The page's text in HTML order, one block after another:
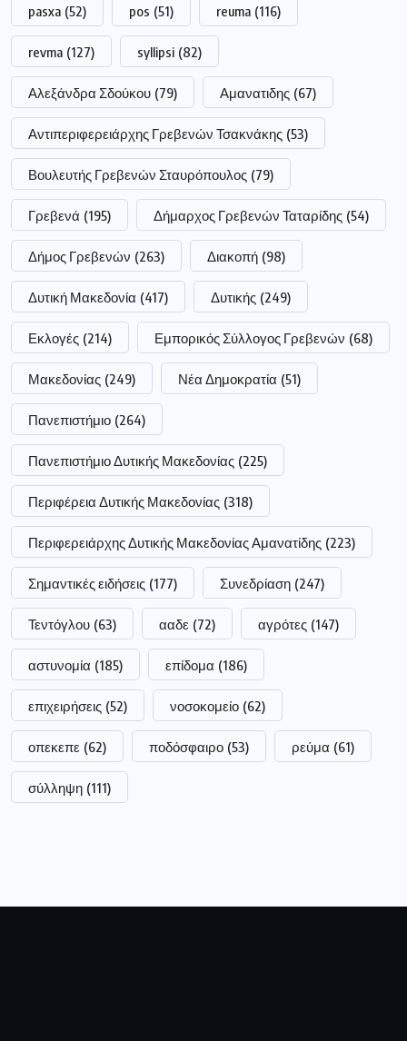
pasxa (52) pos (51) reuma (116)
revma (127) syllipsi (82)
Αλεξάνδρα Σδούκου (79) Αμανατιδης (67)
Αντιπεριφερειάρχης Γρεβενών Τσακνάκης (53)
Βουλευτής Γρεβενών Σταυρόπουλος (79)
Γρεβενά (195) Δήμαρχος Γρεβενών Ταταρίδης (54)
Δήμος Γρεβενών (263) Διακοπή (98)
Δυτική Μακεδονία (417) Δυτικής (249)
Εκλογές (214) Εμπορικός Σύλλογος Γρεβενών (68)
Μακεδονίας (249) Νέα Δημοκρατία (51)
Πανεπιστήμιο (264)
Πανεπιστήμιο Δυτικής Μακεδονίας (225)
Περιφέρεια Δυτικής Μακεδονίας (318)
Περιφερειάρχης Δυτικής Μακεδονίας Αμανατίδης (223)
Σημαντικές ειδήσεις (177) Συνεδρίαση (247)
Τεντόγλου (63) ααδε (72) αγρότες (147)
αστυνομία (185) επίδομα (186)
επιχειρήσεις (52) νοσοκομείο (62)
οπεκεπε (62) ποδόσφαιρο (53) ρεύμα (61)
σύλληψη (111)